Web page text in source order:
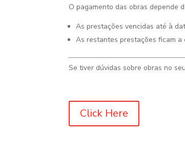
O pagamento das obras depende
As prestações vencidas até à
As restantes prestações ficam a
Se tiver dúvidas sobre obras no
Click Here